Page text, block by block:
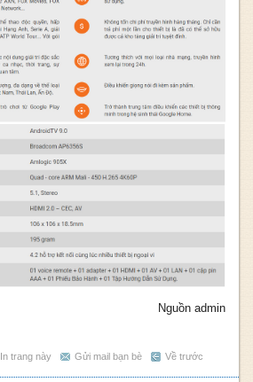
Nguồn admin
Về trước
Gửi mail bạn bè
In trang này